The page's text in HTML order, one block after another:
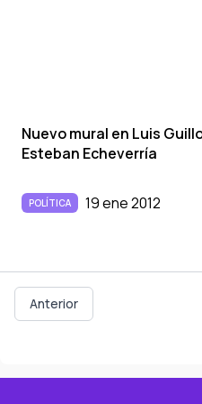
Nuevo mural en Luis
Esteban Echeverrí­a
POLÍTICA 19 ene 2012
Anterior